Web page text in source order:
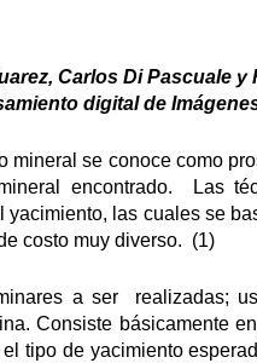
Carlos Di Pascuale y
digital de
mineral se conoce como
encontrado. Las
las cuales se
costo muy diverso. (1)
a ser realizadas;
Consiste básicamente
tipo de yacimiento